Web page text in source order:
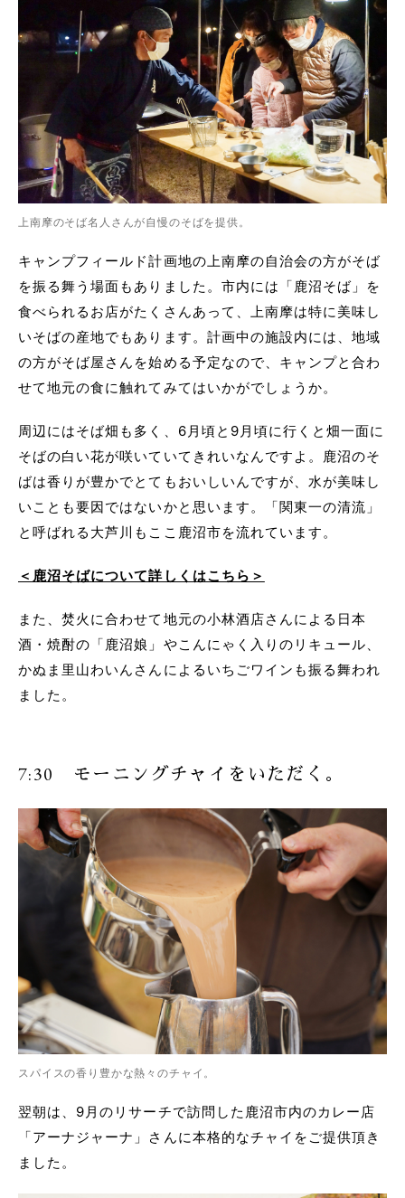
上南摩のそば名人さんが自慢のそばを提供。
キャンプフィールド計画地の上南摩の自治会の方がそば
を振る舞う場面もありました。市内には「鹿沼そば」を
食べられるお店がたくさんあって、上南摩は特に美味し
いそばの産地でもあります。計画中の施設内には、地域
の方がそば屋さんを始める予定なので、キャンプと合わ
せて地元の食に触れてみてはいかがでしょうか。
周辺にはそば畑も多く、6月頃と9月頃に行くと畑一面に
そばの白い花が咲いていてきれいなんですよ。鹿沼のそ
ばは香りが豊かでとてもおいしいんですが、水が美味し
いことも要因ではないかと思います。「関東一の清流」
と呼ばれる大芦川もここ鹿沼市を流れています。
＜鹿沼そばについて詳しくはこちら＞
また、焚火に合わせて地元の小林酒店さんによる日本
酒・焼酎の「鹿沼娘」やこんにゃく入りのリキュール、
かぬま里山わいんさんによるいちごワインも振る舞われ
ました。
7:30 モーニングチャイをいただく。
スパイスの香り豊かな熱々のチャイ。
翌朝は、9月のリサーチで訪問した鹿沼市内のカレー店
「アーナジャーナ」さんに本格的なチャイをご提供頂き
ました。